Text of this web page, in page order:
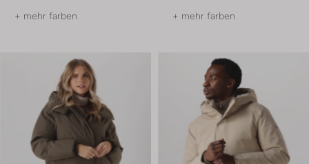
+ mehr farben + mehr farben